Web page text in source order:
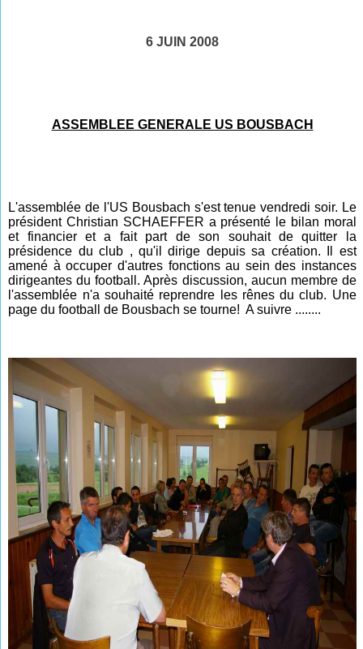
6 JUIN 2008
ASSEMBLEE GENERALE US BOUSBACH
L'assemblée de l'US Bousbach s'est tenue vendredi soir. Le
président Christian SCHAEFFER a présenté le bilan moral
et financier et a fait part de son souhait de quitter la
présidence du club , qu'il dirige depuis sa création. Il est
amené à occuper d'autres fonctions au sein des instances
dirigeantes du football. Après discussion, aucun membre de
l'assemblée n'a souhaité reprendre les rênes du club. Une
page du football de Bousbach se tourne! A suivre ........